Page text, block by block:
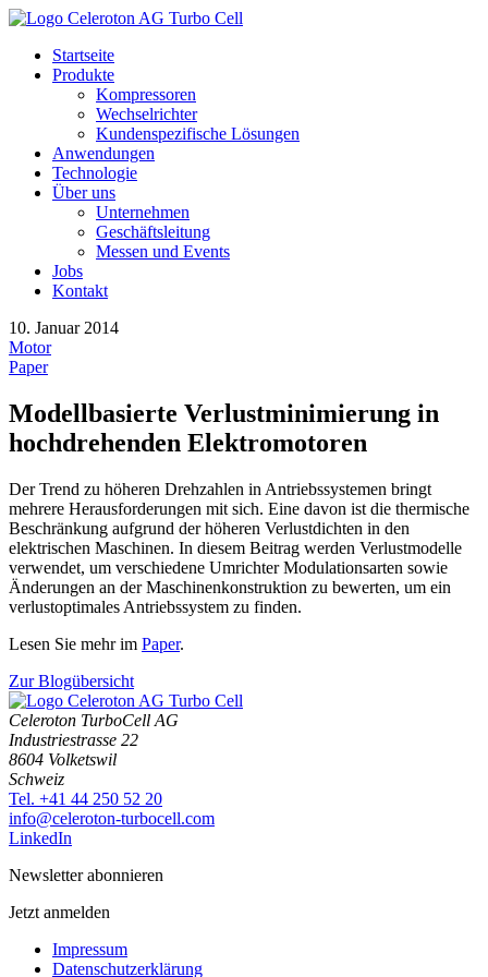
Startseite
Produkte
Kompressoren
Wechselrichter
Kundenspezifische Lösungen
Anwendungen
Technologie
Über uns
Unternehmen
Geschäftsleitung
Messen und Events
Jobs
Kontakt
10. Januar 2014
Motor
Paper
Modellbasierte Verlustminimierung in
hochdrehenden Elektromotoren
Der Trend zu höheren Drehzahlen in Antriebssystemen bringt
mehrere Herausforderungen mit sich. Eine davon ist die thermische
Beschränkung aufgrund der höheren Verlustdichten in den
elektrischen Maschinen. In diesem Beitrag werden Verlustmodelle
verwendet, um verschiedene Umrichter Modulationsarten sowie
Änderungen an der Maschinenkonstruktion zu bewerten, um ein
verlustoptimales Antriebssystem zu finden.
Lesen Sie mehr im Paper.
Zur Blogübersicht
Celeroton TurboCell AG
Industriestrasse 22
8604 Volketswil
Schweiz
Tel. +41 44 250 52 20
moc.llecobrut-notorelec@ofni
LinkedIn
Newsletter abonnieren
Jetzt anmelden
Impressum
Datenschutzerklärung